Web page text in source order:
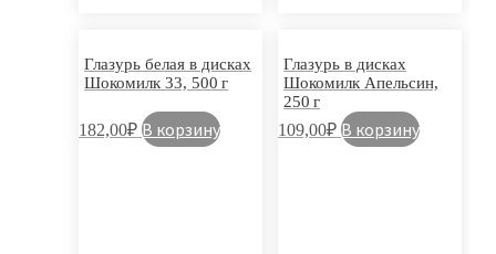
Глазурь белая в дисках
Шокомилк 33, 500 г
182,00₽ В корзину
Глазурь в дисках
Шокомилк Апельсин,
250 г
109,00₽ В корзину